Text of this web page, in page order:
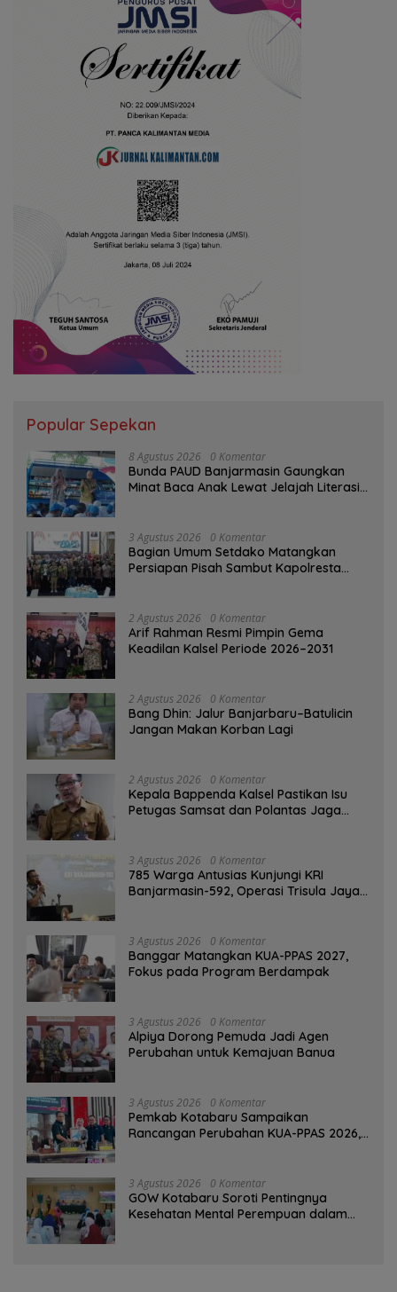
Popular Sepekan
8 Agustus 2026 0 Komentar
Bunda PAUD Banjarmasin Gaungkan
Minat Baca Anak Lewat Jelajah Literasi
3 Agustus 2026 0 Komentar
Bagian Umum Setdako Matangkan
Persiapan Pisah Sambut Kapolresta
2 Agustus 2026 0 Komentar
Arif Rahman Resmi Pimpin Gema
Keadilan Kalsel Periode 2026–2031
2 Agustus 2026 0 Komentar
Bang Dhin: Jalur Banjarbaru–Batulicin
Jangan Makan Korban Lagi
2 Agustus 2026 0 Komentar
Kepala Bappenda Kalsel Pastikan Isu
Petugas Samsat dan Polantas Jaga
3 Agustus 2026 0 Komentar
785 Warga Antusias Kunjungi KRI
Banjarmasin-592, Operasi Trisula Jaya
3 Agustus 2026 0 Komentar
‎Banggar Matangkan KUA-PPAS 2027,
Fokus pada Program Berdampak
3 Agustus 2026 0 Komentar
‎Alpiya Dorong Pemuda Jadi Agen
Perubahan untuk Kemajuan Banua ‎
3 Agustus 2026 0 Komentar
Pemkab Kotabaru Sampaikan
Rancangan Perubahan KUA-PPAS 2026,
3 Agustus 2026 0 Komentar
GOW Kotabaru Soroti Pentingnya
Kesehatan Mental Perempuan dalam